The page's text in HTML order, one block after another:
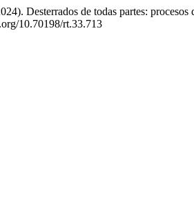
Desterrados de todas partes:
10.70198/rt.33.713